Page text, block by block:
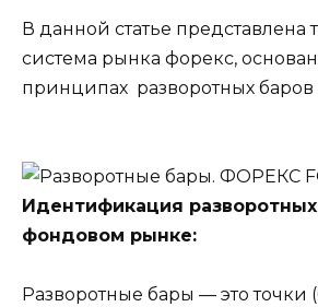
В данной статье представлена
система рынка форекс,
принципах разворотных баров
Идентификация
фондовом рынке:
Разворотные бары — это точки